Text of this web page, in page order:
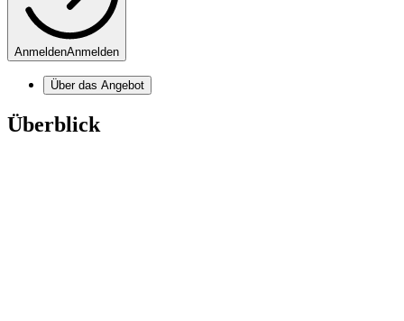
AnmeldenAnmelden
Über das Angebot
Überblick